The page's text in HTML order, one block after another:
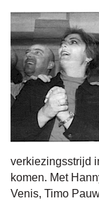
verkiezingsstrijd
komen. Met
Venis, Timo